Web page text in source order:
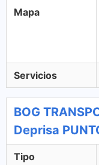
Mapa
Servicios
BOG
Deprisa
Tipo